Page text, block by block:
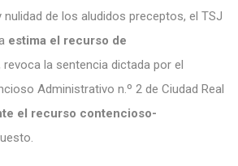
de los aludidos preceptos, el TSJ
estima el recurso de
revoca la sentencia dictada por el
Administrativo n.º 2 de Ciudad Real
el recurso contencioso-